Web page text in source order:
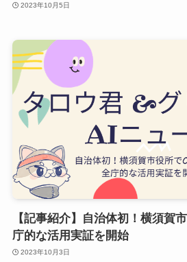
2023年10月5日
【記事紹介】自治体初！横須賀
庁的な活用実証を開始
2023年10月3日